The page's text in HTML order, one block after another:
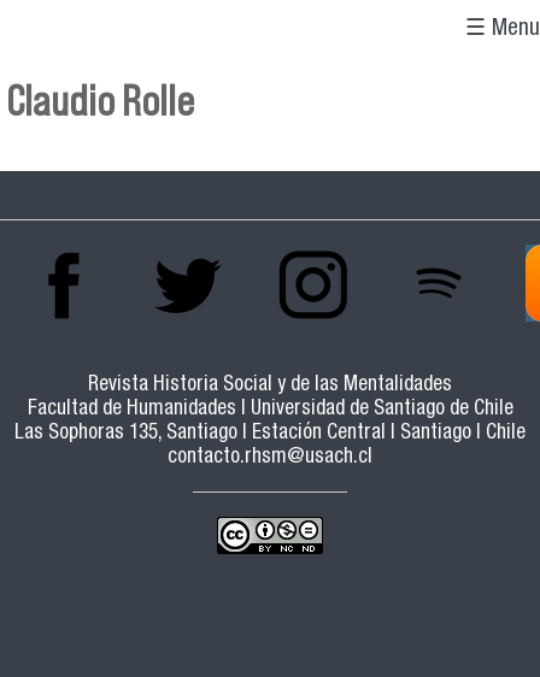
☰ Menu
Claudio Rolle
Revista Historia Social y de las Mentalidades
Facultad de Humanidades | Universidad de Santiago de Chile
Las Sophoras 135, Santiago | Estación Central | Santiago | Chile
contacto.rhsm@usach.cl